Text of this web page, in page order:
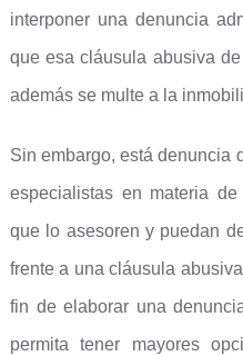
interponer una denuncia
que esa cláusula abusiva
además se multe a la
Sin embargo, está denuncia
especialistas en materia
que lo asesoren y puedan
frente a una cláusula
fin de elaborar una
permita tener mayores